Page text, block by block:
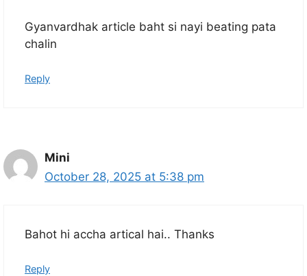
Gyanvardhak article baht si nayi beating pata
chalin
Reply
Mini
October 28, 2025 at 5:38 pm
Bahot hi accha artical hai.. Thanks
Reply